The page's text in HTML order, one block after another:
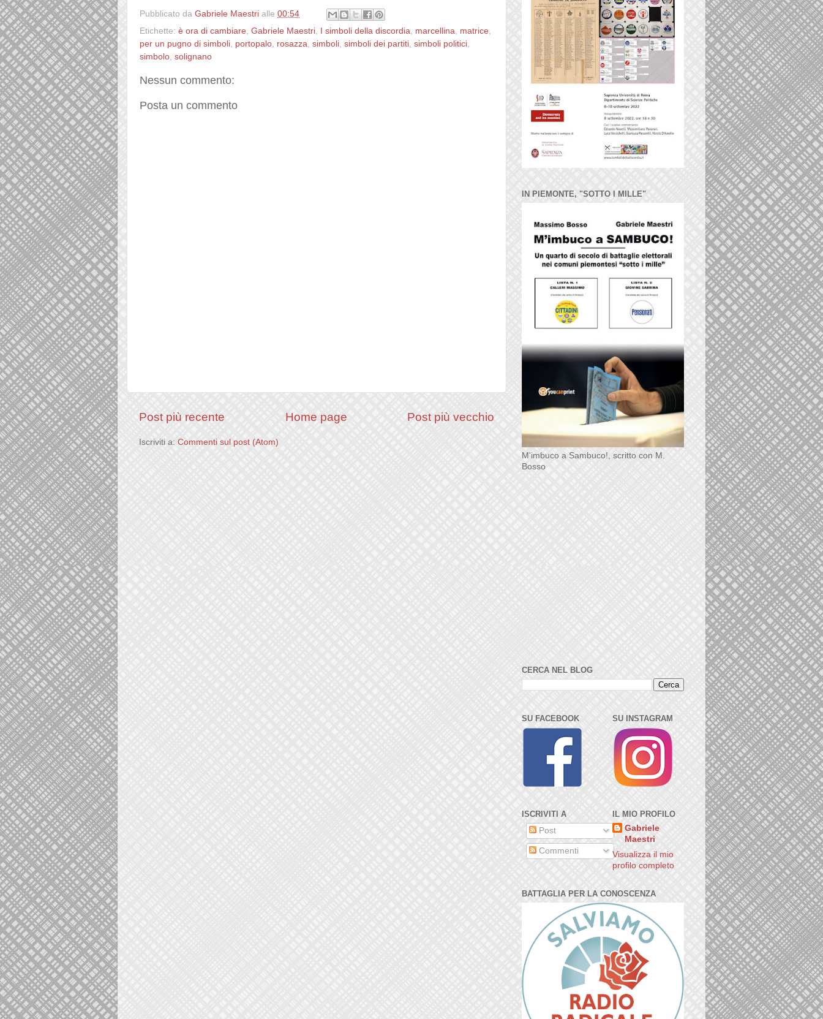
Pubblicato da Gabriele Maestri alle 00:54
Etichette: è ora di cambiare Gabriele Maestri I simboli della discordia marcellina matrice
per un pugno di simboli portopalo rosazza simboli simboli dei partiti simboli politici
simbolo solignano
Nessun commento:
Posta un commento
Post più recente Post più vecchio
Home page
Iscriviti a: Commenti sul post (Atom)
IN PIEMONTE, "SOTTO I MILLE"
M'imbuco a Sambuco!, scritto con M.
Bosso
CERCA NEL BLOG
SU FACEBOOK
ISCRIVITI A
Post
Commenti
SU INSTAGRAM
IL MIO PROFILO
Gabriele
Maestri
Visualizza il mio
profilo completo
BATTAGLIA PER LA CONOSCENZA